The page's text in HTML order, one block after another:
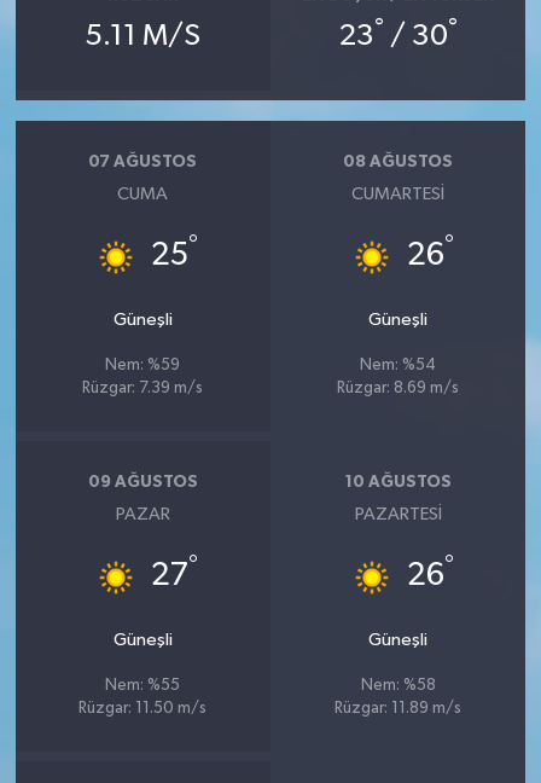
5.11 M/S 23° / 30°
07 AĞUSTOS
CUMA
25°
Güneşli
Nem: %59
Rüzgar: 7.39 m/s
08 AĞUSTOS
CUMARTESI
26°
Güneşli
Nem: %54
Rüzgar: 8.69 m/s
09 AĞUSTOS
PAZAR
27°
Güneşli
Nem: %55
Rüzgar: 11.50 m/s
10 AĞUSTOS
PAZARTESI
26°
Güneşli
Nem: %58
Rüzgar: 11.89 m/s